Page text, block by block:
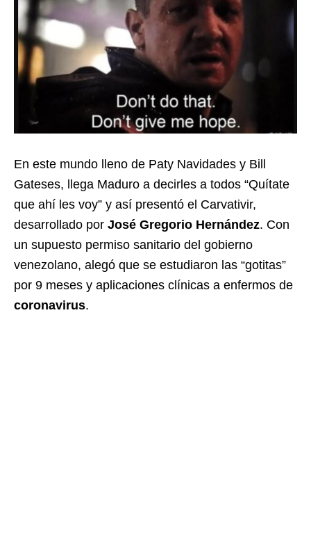
En este mundo lleno de Paty Navidades y Bill
Gateses, llega Maduro a decirles a todos “Quítate
que ahí les voy” y así presentó el Carvativir,
desarrollado por José Gregorio Hernández. Con
un supuesto permiso sanitario del gobierno
venezolano, alegó que se estudiaron las “gotitas”
por 9 meses y aplicaciones clínicas a enfermos de
coronavirus.